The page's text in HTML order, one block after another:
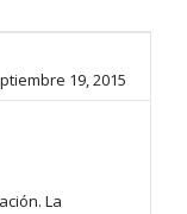
19, 2015
La